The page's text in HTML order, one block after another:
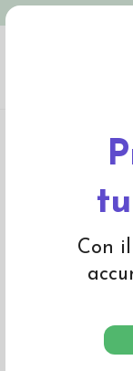
Con il